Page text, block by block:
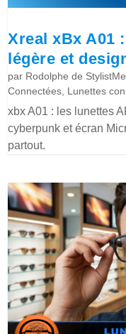
Xreal xBx A01
légère et
par Rodolphe de StylistMe
Connectées Lunettes
xbx A01 : les lunettes
cyberpunk et écran
partout.